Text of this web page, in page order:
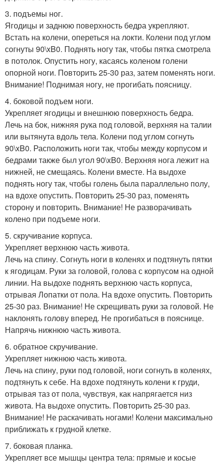
3. подъемы ног.
Ягодицы и заднюю поверхность бедра укрепляют.
Встать на колени, опереться на локти. Колени под углом
согнуты 90\xB0. Поднять ногу так, чтобы пятка смотрела
в потолок. Опустить ногу, касаясь коленом голени
опорной ноги. Повторить 25-30 раз, затем поменять ноги.
Внимание! Поднимая ногу, не прогибать поясницу.
4. боковой подъем ноги.
Укрепляет ягодицы и внешнюю поверхность бедра.
Лечь на бок, нижняя рука под головой, верхняя на талии
или вытянута вдоль тела. Колени под углом согнуть
90\xB0. Расположить ноги так, чтобы между корпусом и
бедрами также был угол 90\xB0. Верхняя нога лежит на
нижней, не смещаясь. Колени вместе. На выдохе
поднять ногу так, чтобы голень была параллельно полу,
на вдохе опустить. Повторить 25-30 раз, поменять
сторону и повторить. Внимание! Не разворачивать
колено при подъеме ноги.
5. скручивание корпуса.
Укрепляет верхнюю часть живота.
Лечь на спину. Согнуть ноги в коленях и подтянуть пятки
к ягодицам. Руки за головой, голова с корпусом на одной
линии. На выдохе поднять верхнюю часть корпуса,
отрывая Лопатки от пола. На вдохе опустить. Повторить
25-30 раз. Внимание! Не скрещивать руки за головой. Не
наклонять голову вперед. Не прогибаться в пояснице.
Напрячь нижнюю часть живота.
6. обратное скручивание.
Укрепляет нижнюю часть живота.
Лечь на спину, руки под головой, ноги согнуть в коленях,
подтянуть к себе. На вдохе подтянуть колени к груди,
отрывая таз от пола, чувствуя, как напрягается низ
живота. На выдохе опустить. Повторить 25-30 раз.
Внимание! Не раскачивать ногами! Колени максимально
приближать к грудной клетке.
7. боковая планка.
Укрепляет все мышцы центра тела: прямые и косые